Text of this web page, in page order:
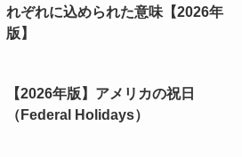
れぞれに込められた意味【2026年
版】
【2026年版】アメリカの祝日
（Federal Holidays）